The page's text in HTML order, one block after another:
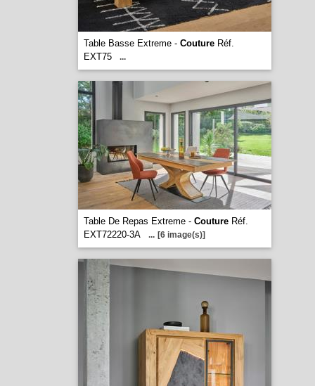
Table Basse Extreme - CoutureRéf.
EXT75
...
Table De Repas Extreme - CoutureRéf.
EXT72220-3A
... [6 image(s)]